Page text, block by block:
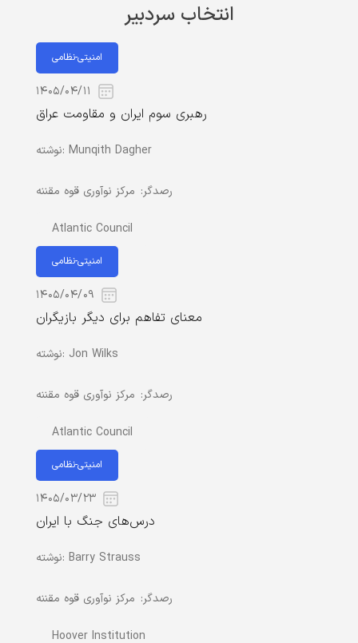
انتخاب سردبیر
امنیتی-نظامی
۱۴۰۵/۰۴/۱۱
رهبری سوم ایران و مقاومت عراق
نوشته: Munqith Dagher
رصدگر: مرکز نوآوری قوه مقننه
Atlantic Council
امنیتی-نظامی
۱۴۰۵/۰۴/۰۹
معنای تفاهم برای دیگر بازیگران
نوشته: Jon Wilks
رصدگر: مرکز نوآوری قوه مقننه
Atlantic Council
امنیتی-نظامی
۱۴۰۵/۰۳/۲۳
درس‌های جنگ با ایران
نوشته: Barry Strauss
رصدگر: مرکز نوآوری قوه مقننه
Hoover Institution